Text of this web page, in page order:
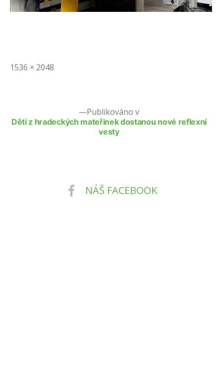
Původní
1536 × 2048
Publikováno v
Děti z hradeckých mateřinek dostanou nové reflexní
vesty
NÁŠ FACEBOOK